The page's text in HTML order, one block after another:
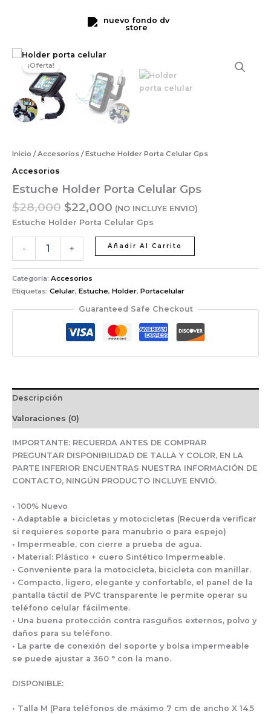
¡Oferta!
Inicio /Accesorios / Estuche Holder Porta Celular Gps
Accesorios
Estuche Holder Porta Celular Gps
$28,000
El
original
era:
$28,000.
$22,000
precio
actual
es:
$22,000.
(NO INCLUYE ENVIO)
Estuche Holder Porta Celular Gps
-
Estuche
Holder
Porta
Celular
Gps
cantidad
+ Añadir Al Carrito
Categoría: Accesorios
Etiquetas: Celular, Estuche, Holder, Portacelular
Guaranteed Safe Checkout
Descripción
Valoraciones (0)
IMPORTANTE: RECUERDA ANTES DE COMPRAR
PREGUNTAR DISPONIBILIDAD DE TALLA Y COLOR, EN LA
PARTE INFERIOR ENCUENTRAS NUESTRA INFORMACIÓN DE
CONTACTO, NINGÚN PRODUCTO INCLUYE ENVIÓ.
• 100% Nuevo
• Adaptable a bicicletas y motocicletas (Recuerda verificar
si requieres soporte para manubrio o para espejo)
• Impermeable, con cierre a prueba de agua.
• Material: Plástico + cuero Sintético Impermeable.
• Conveniente para la motocicleta, bicicleta con manillar.
• Compacto, ligero, elegante y confortable, el panel de la
pantalla táctil de PVC transparente le permite operar su
teléfono celular fácilmente.
• Una buena protección contra rasguños externos, polvo y
daños para su teléfono.
• La parte de conexión del soporte y bolsa impermeable
se puede ajustar a 360 ° con la mano.
DISPONIBLE:
• Talla M (Para teléfonos de máximo 7 cm de ancho X 14.5